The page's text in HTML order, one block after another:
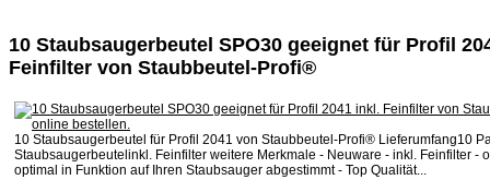
10 Staubsaugerbeutel SPO30 geeignet für Profil
Feinfilter von Staubbeutel-Profi®
10 Staubsaugerbeutel für Profil 2041 von Staubbeutel-Profi® Lieferumfang10
Staubsaugerbeutelinkl. Feinfilter weitere Merkmale - Neuware - inkl. Feinfilter -
optimal in Funktion auf Ihren Staubsauger abgestimmt - Top Qualität...